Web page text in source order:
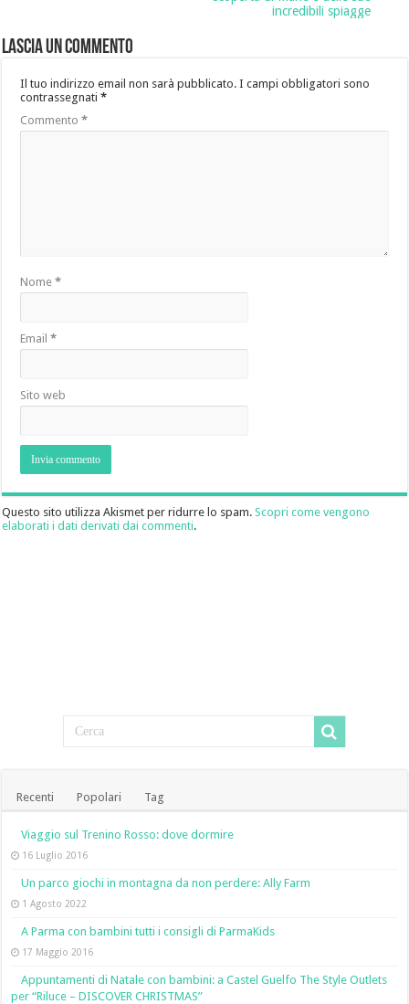
incredibili spiagge
Lascia un commento
Il tuo indirizzo email non sarà pubblicato. I campi obbligatori sono
contrassegnati*
Commento*
Nome*
Email*
Sito web
Questo sito utilizza Akismet per ridurre lo spam.Scopri come vengono
elaborati i dati derivati dai commenti.
Recenti Popolari Tag
Viaggio sul Trenino Rosso: dove dormire
16 Luglio 2016
Un parco giochi in montagna da non perdere: Ally Farm
1 Agosto 2022
A Parma con bambini tutti i consigli di ParmaKids
17 Maggio 2016
Appuntamenti di Natale con bambini: a Castel Guelfo The Style Outlets
per “Riluce – DISCOVER CHRISTMAS”